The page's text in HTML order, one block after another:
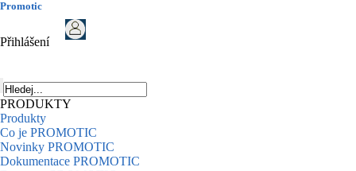
Promotic
Přihlášení
PRODUKTY
Produkty
Co je PROMOTIC
Novinky PROMOTIC
Dokumentace PROMOTIC